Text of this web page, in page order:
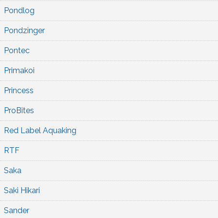
Pondlog
Pondzinger
Pontec
Primakoi
Princess
ProBites
Red Label Aquaking
RTF
Saka
Saki Hikari
Sander